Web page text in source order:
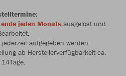
ende jeden Monatsausgelöst und
aufgegeben werden.
ab Herstellerverfügbarkeit ca.
14Tage.